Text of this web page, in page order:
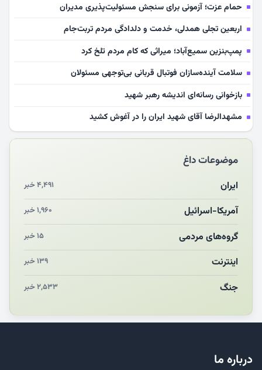
حمام عزت؛ آزمونی برای سنجش مسئولیت‌پذیری مدیران
اربعین تجلی همدلی، خدمت و دلدادگی مردم تربت‌جام
پمپ‌بنزین سمیع‌آباد؛ میراثی که کام مردم تلخ کرد
سلامت آینده‌سازان فوتبال قربانی بی‌توجهی مسئولان
بازخوانی رسانه‌ای اندیشه رهبر شهید
مشهدالرضا آقای شهید ایران را در آغوش کشید
مکن ای صبح طلوع
چرایی «استقبال از آقای ایران»
انقلاب مردمی و مردم انقلابی
مرگ خاموش زیست‌محیطی در منطقه تربت‌جام
چو‌ن‌وچرا در «علی‌الاصول» یا انتظار برای تحقق شروط
موضوعات داغ
ایران ۴,۴۹۱ خبر
آمریکا-اسرائیل ۱,۹۶۰ خبر
گروه‌های مردمی ۱۵ خبر
اینترنت ۱۳۹ خبر
جنگ ۲,۵۳۳ خبر
درباره ما